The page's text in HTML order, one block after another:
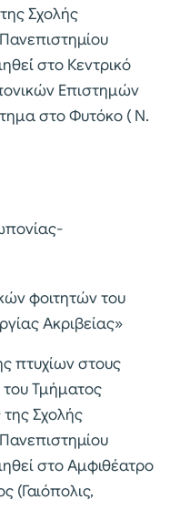
Σχολής
στο Κεντρικό
Επιστημών
στο Φυτόκο ( Ν.
φοιτητών του
Ακριβείας»
πτυχίων στους
Τμήματος
Σχολής
στο Αμφιθέατρο
(Γαιόπολις,